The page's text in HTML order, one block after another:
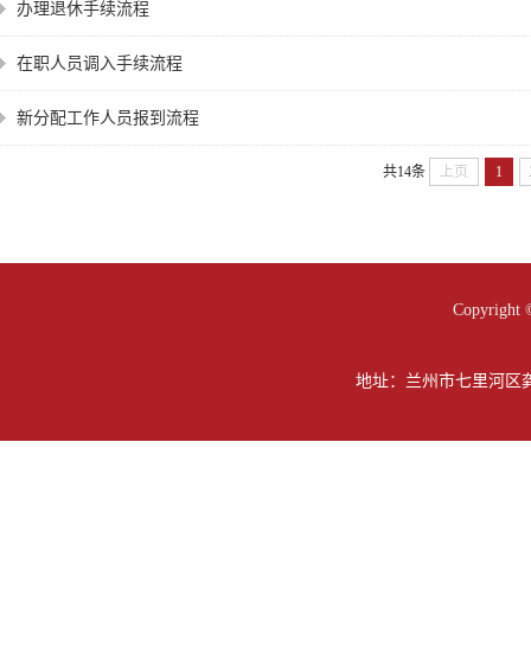
办理退休手续流程
在职人员调入手续流程
新分配工作人员报到流程
共14条 上页 1
Copyright
地址：兰州市七里河